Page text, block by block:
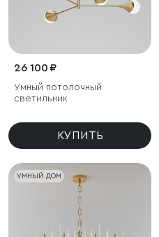
26 100 ₽
Умный потолочный
светильник
КУПИТЬ
УМНЫЙ ДОМ